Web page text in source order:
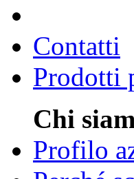
Contatti
Prodotti
Chi
Profilo